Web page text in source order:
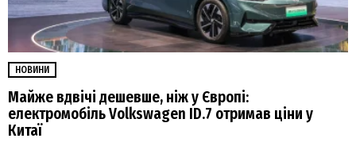
НОВИНИ
Майже вдвічі дешевше, ніж у Європі:
електромобіль Volkswagen ID.7 отримав ціни у
Китаї